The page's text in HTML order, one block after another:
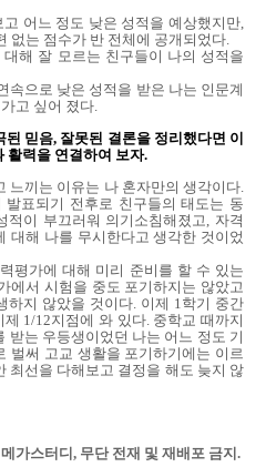
어느 정도 낮은 성적을 예상했지만,
없는 점수가 반 전체에 공개되었다.
해 잘 모르는 친구들이 나의 성적을
속으로 낮은 성적을 받은 나는 인문계
고 싶어 졌다.
믿음, 잘못된 결론을 정리했다면 이
활력을 연결하여 보자.
느끼는 이유는 나 혼자만의 생각이다.
표되기 전후로 친구들의 태도는 동
적이 부끄러워 의기소침해졌고, 자격
대해 나를 무시한다고 생각한 것이었
평가에 대해 미리 준비를 할 수 있는
에서 시험을 중도 포기하지는 않았고
하지 않았을 것이다. 이제 1학기 중간
1/12지점에 와 있다. 중학교 때까지
받는 우등생이었던 나는 어느 정도 기
벌써 고교 생활을 포기하기에는 이르
최선을 다해보고 결정을 해도 늦지 않
가스터디, 무단 전재 및 재배포 금지.